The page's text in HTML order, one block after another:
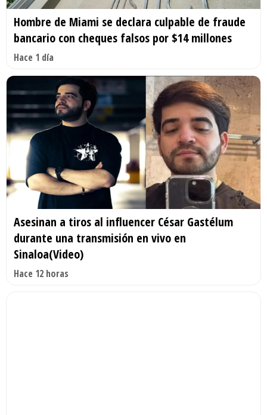
Hombre de Miami se declara culpable de fraude
bancario con cheques falsos por $14 millones
Hace 1 día
Asesinan a tiros al influencer César Gastélum
durante una transmisión en vivo en
Sinaloa(Video)
Hace 12 horas